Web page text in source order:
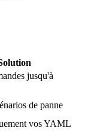
jusqu'à
de panne
vos YAML